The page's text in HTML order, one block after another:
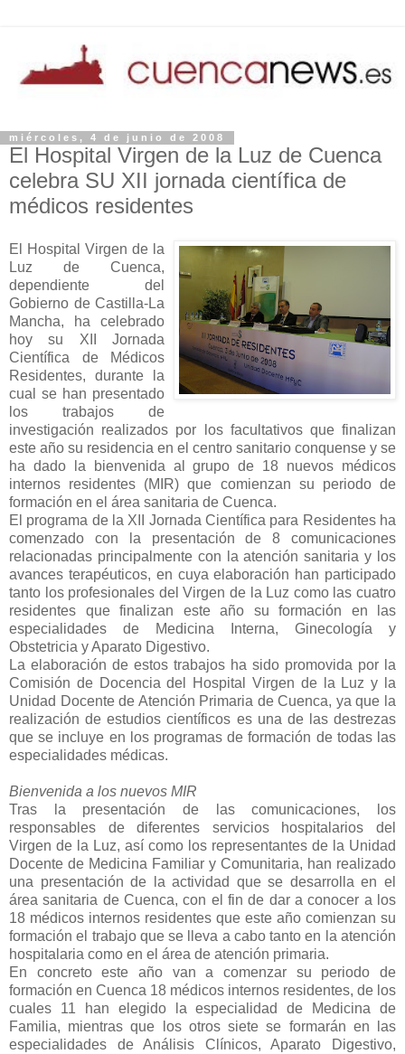
miércoles, 4 de junio de 2008
El Hospital Virgen de la Luz de Cuenca
celebra SU XII jornada científica de
médicos residentes
El Hospital Virgen de la
Luz de Cuenca,
dependiente del
Gobierno de Castilla-La
Mancha, ha celebrado
hoy su XII Jornada
Científica de Médicos
Residentes, durante la
cual se han presentado
los trabajos de
investigación realizados por los facultativos que finalizan
este año su residencia en el centro sanitario conquense y se
ha dado la bienvenida al grupo de 18 nuevos médicos
internos residentes (MIR) que comienzan su periodo de
formación en el área sanitaria de Cuenca.
El programa de la XII Jornada Científica para Residentes ha
comenzado con la presentación de 8 comunicaciones
relacionadas principalmente con la atención sanitaria y los
avances terapéuticos, en cuya elaboración han participado
tanto los profesionales del Virgen de la Luz como las cuatro
residentes que finalizan este año su formación en las
especialidades de Medicina Interna, Ginecología y
Obstetricia y Aparato Digestivo.
La elaboración de estos trabajos ha sido promovida por la
Comisión de Docencia del Hospital Virgen de la Luz y la
Unidad Docente de Atención Primaria de Cuenca, ya que la
realización de estudios científicos es una de las destrezas
que se incluye en los programas de formación de todas las
especialidades médicas.
Bienvenida a los nuevos MIR
Tras la presentación de las comunicaciones, los
responsables de diferentes servicios hospitalarios del
Virgen de la Luz, así como los representantes de la Unidad
Docente de Medicina Familiar y Comunitaria, han realizado
una presentación de la actividad que se desarrolla en el
área sanitaria de Cuenca, con el fin de dar a conocer a los
18 médicos internos residentes que este año comienzan su
formación el trabajo que se lleva a cabo tanto en la atención
hospitalaria como en el área de atención primaria.
En concreto este año van a comenzar su periodo de
formación en Cuenca 18 médicos internos residentes, de los
cuales 11 han elegido la especialidad de Medicina de
Familia, mientras que los otros siete se formarán en las
especialidades de Análisis Clínicos, Aparato Digestivo,